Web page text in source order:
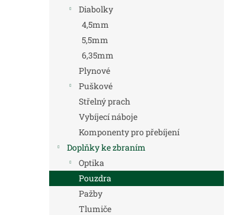
Diabolky
4,5mm
5,5mm
6,35mm
Plynové
Puškové
Střelný prach
Vybíjecí náboje
Komponenty pro přebíjení
Doplňky ke zbraním
Optika
Pouzdra
Pažby
Tlumiče